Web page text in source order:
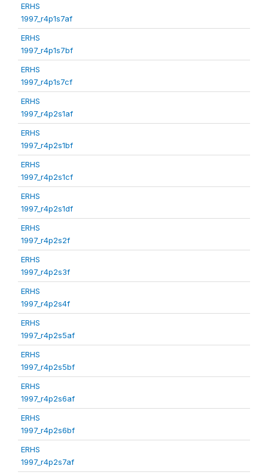
ERHS
1997_r4p1s7af
ERHS
1997_r4p1s7bf
ERHS
1997_r4p1s7cf
ERHS
1997_r4p2s1af
ERHS
1997_r4p2s1bf
ERHS
1997_r4p2s1cf
ERHS
1997_r4p2s1df
ERHS
1997_r4p2s2f
ERHS
1997_r4p2s3f
ERHS
1997_r4p2s4f
ERHS
1997_r4p2s5af
ERHS
1997_r4p2s5bf
ERHS
1997_r4p2s6af
ERHS
1997_r4p2s6bf
ERHS
1997_r4p2s7af